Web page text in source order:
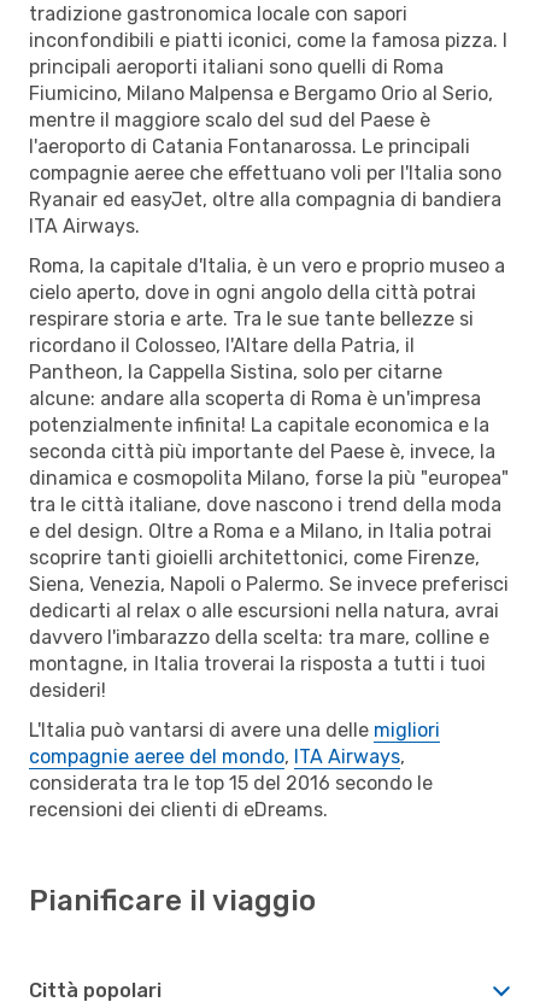
tradizione gastronomica locale con sapori
inconfondibili e piatti iconici, come la famosa pizza. I
principali aeroporti italiani sono quelli di Roma
Fiumicino, Milano Malpensa e Bergamo Orio al Serio,
mentre il maggiore scalo del sud del Paese è
l'aeroporto di Catania Fontanarossa. Le principali
compagnie aeree che effettuano voli per l'Italia sono
Ryanair ed easyJet, oltre alla compagnia di bandiera
ITA Airways.
Roma, la capitale d'Italia, è un vero e proprio museo a
cielo aperto, dove in ogni angolo della città potrai
respirare storia e arte. Tra le sue tante bellezze si
ricordano il Colosseo, l'Altare della Patria, il
Pantheon, la Cappella Sistina, solo per citarne
alcune: andare alla scoperta di Roma è un'impresa
potenzialmente infinita! La capitale economica e la
seconda città più importante del Paese è, invece, la
dinamica e cosmopolita Milano, forse la più "europea"
tra le città italiane, dove nascono i trend della moda
e del design. Oltre a Roma e a Milano, in Italia potrai
scoprire tanti gioielli architettonici, come Firenze,
Siena, Venezia, Napoli o Palermo. Se invece preferisci
dedicarti al relax o alle escursioni nella natura, avrai
davvero l'imbarazzo della scelta: tra mare, colline e
montagne, in Italia troverai la risposta a tutti i tuoi
desideri!
L'Italia può vantarsi di avere una delle migliori
compagnie aeree del mondo, ITA Airways,
considerata tra le top 15 del 2016 secondo le
recensioni dei clienti di eDreams.
Pianificare il viaggio
Città popolari